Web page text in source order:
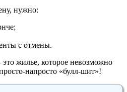
нужно:
с отмены.
жилье, которое невозможно
напросто «булл-шит»!